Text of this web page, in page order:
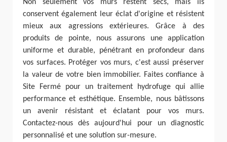
Non seulement vos murs restent secs, mais ils
conservent également leur éclat d'origine et résistent
mieux aux agressions extérieures. Grâce à des
produits de pointe, nous assurons une application
uniforme et durable, pénétrant en profondeur dans
vos surfaces. Protéger vos murs, c'est aussi préserver
la valeur de votre bien immobilier. Faites confiance à
Site Fermé pour un traitement hydrofuge qui allie
performance et esthétique. Ensemble, nous bâtissons
un avenir résistant et éclatant pour vos murs.
Contactez-nous dès aujourd'hui pour un diagnostic
personnalisé et une solution sur-mesure.